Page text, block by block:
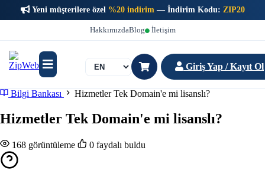
Yeni müşterilere özel %20 indirim— İndirim Kodu: ZIP20
HakkımızdaBlog İletişim
Giriş Yap / Kayıt Ol
Bilgi Bankası Hizmetler Tek Domain'e mi lisanslı?
Hizmetler Tek Domain'e mi lisanslı?
168 görüntüleme 0 faydalı buldu